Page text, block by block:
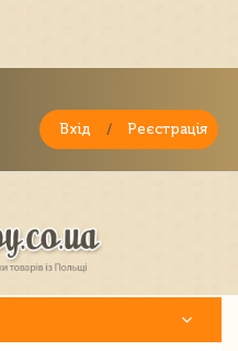
Вхід / Реєстрація